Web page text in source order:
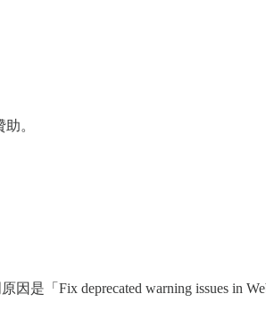
。
是「Fix deprecated warning issues in